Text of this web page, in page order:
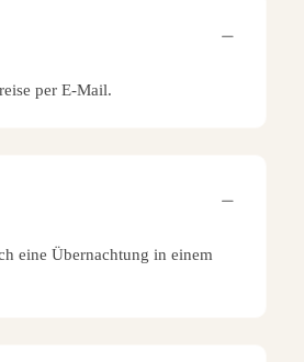
per E-Mail.
eine Übernachtung in einem